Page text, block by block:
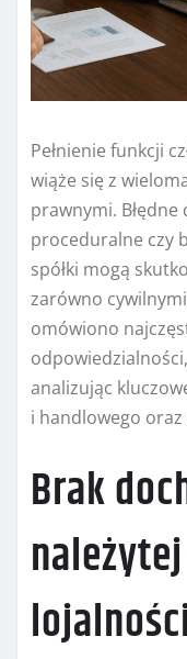
Pełnienie funkcji
wiąże się z
prawnymi.
proceduralne czy
spółki mogą
zarówno
omówiono
analizując
i handlowego
Brak